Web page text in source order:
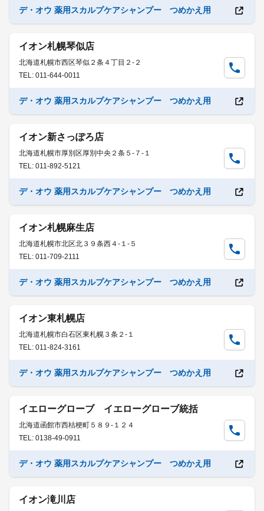
デ・オウ 薬用スカルプケアシャンプー つめかえ用
イオン札幌琴似店
北海道札幌市西区琴似２条４丁目２-２
TEL: 011-644-0011
デ・オウ 薬用スカルプケアシャンプー つめかえ用
イオン新さっぽろ店
北海道札幌市厚別区厚別中央２条５-７-１
TEL: 011-892-5121
デ・オウ 薬用スカルプケアシャンプー つめかえ用
イオン札幌麻生店
北海道札幌市北区北３９条西４-１-５
TEL: 011-709-2111
デ・オウ 薬用スカルプケアシャンプー つめかえ用
イオン東札幌店
北海道札幌市白石区東札幌３条２-１
TEL: 011-824-3161
デ・オウ 薬用スカルプケアシャンプー つめかえ用
イエローグローブ イエローグローブ統括
北海道函館市西桔梗町５８９-１２４
TEL: 0138-49-0911
デ・オウ 薬用スカルプケアシャンプー つめかえ用
イオン滝川店